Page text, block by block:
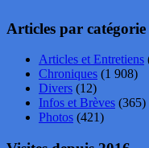
Articles par catégorie
Articles et Entretiens
Chroniques (1 908)
Divers (12)
Infos et Brèves (365)
Photos (421)